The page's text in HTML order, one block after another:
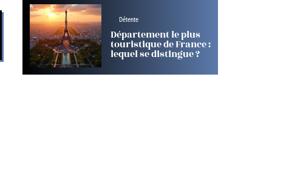
Détente
Département le plus
touristique de France :
lequel se distingue ?